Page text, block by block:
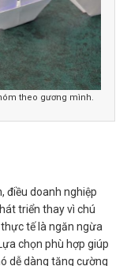
theo gương mình.
điều doanh nghiệp
triển thay vì chú
tế là ngăn ngừa
chọn phù hợp giúp
dễ dàng tăng cường